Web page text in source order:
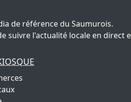
de référence du Saumurois.
suivre l'actualité locale en direct